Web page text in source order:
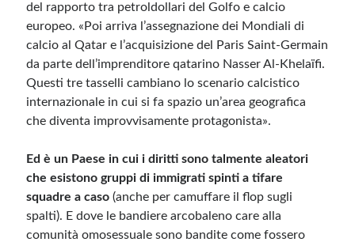
del rapporto tra petroldollari del Golfo e calcio
europeo. «Poi arriva l’assegnazione dei Mondiali di
calcio al Qatar e l’acquisizione del Paris Saint-Germain
da parte dell’imprenditore qatarino Nasser Al-Khelaïfi.
Questi tre tasselli cambiano lo scenario calcistico
internazionale in cui si fa spazio un’area geografica
che diventa improvvisamente protagonista».
Ed è un Paese in cui i diritti sono talmente aleatori
che esistono gruppi di immigrati spinti a tifare
squadre a caso(anche per camuffare il flop sugli
spalti). E dove le bandiere arcobaleno care alla
comunità omosessuale sono bandite come fossero